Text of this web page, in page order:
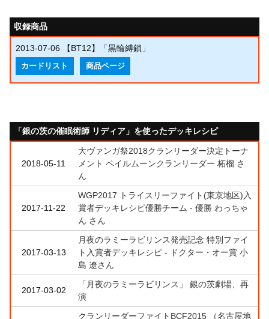
収録商品
2013-07-06 【BT12】「黒輪縛鎖」
カードリスト 商品ページ
「銀の茨の催眠術師 リディア」を使ったデッキレシピ
2018-05-11
大ヴァンガ祭2018クランリーダー決定トーナ
メント ペイルムーンクランリーダー 柘榴 さ
ん
2017-11-22
WGP2017 トライスリーファイト(東京地区)入
賞者デッキレシピ優勝チーム - 優勝 わっちゃ
ん さん
2017-03-13
月夜のラミーラビリンス発売記念 特別ファイ
ト入賞者デッキレシピ - ドクター・オー賞 小
島 遼さん
2017-03-02
「月夜のラミーラビリンス」 銀の茨劇場、再
演
クランリーダーファイトBCF2015 （名古屋地